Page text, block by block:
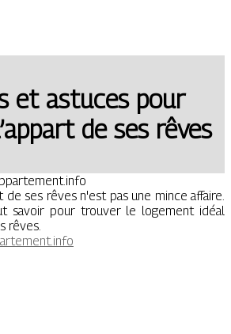
et astuces pour
de ses rêves
ses rêves n'est pas une mince affaire.
savoir pour trouver le logement idéal
rêves.